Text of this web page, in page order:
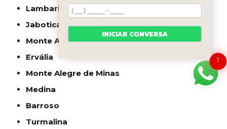
Lambari
Jaboticatubas
Monte Azul
Ervália
Monte Alegre de Minas
Medina
Barroso
Turmalina
1
INICIAR CONVERSA